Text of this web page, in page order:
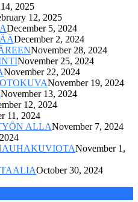
2025
12, 2025
December 5, 2024
December 2, 2024
November 28, 2024
November 25, 2024
November 22, 2024
November 19, 2024
November 13, 2024
12, 2024
11, 2024
ALLANovember 7, 2024
November 1,
October 30, 2024